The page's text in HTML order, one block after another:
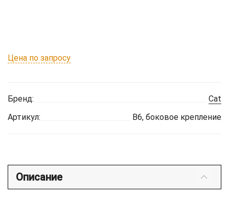
Цена по запросу
Бренд:
Cat
Артикул:
B6, боковое крепление
Описание